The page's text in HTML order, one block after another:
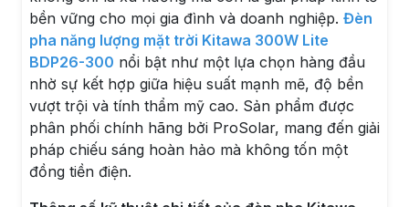
bền vững cho mọi gia đình và doanh nghiệp. Đèn
pha năng lượng mặt trời Kitawa 300W Lite
BDP26-300 nổi bật như một lựa chọn hàng đầu
nhờ sự kết hợp giữa hiệu suất mạnh mẽ, độ bền
vượt trội và tính thẩm mỹ cao. Sản phẩm được
phân phối chính hãng bởi ProSolar, mang đến giải
pháp chiếu sáng hoàn hảo mà không tốn một
đồng tiền điện.